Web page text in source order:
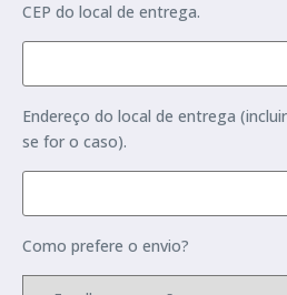
CEP do local de entrega.
Endereço do local de entrega
se for o caso).
Como prefere o envio?